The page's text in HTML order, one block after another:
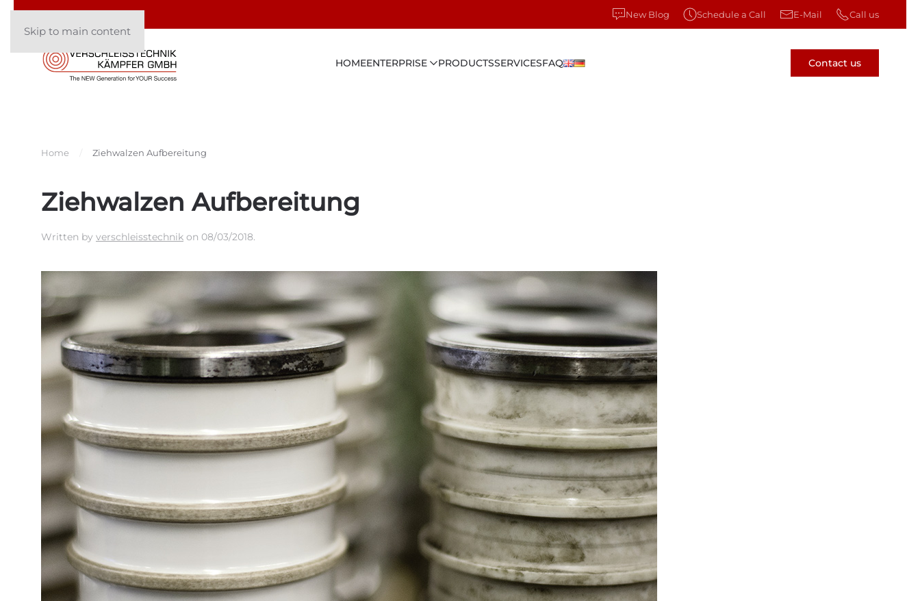
Skip to main content
New Blog Schedule a Call E-Mail Call us
HOMEENTERPRISE PRODUCTSSERVICESFAQ Contact us
Home Ziehwalzen Aufbereitung
Ziehwalzen Aufbereitung
Written by verschleisstechnik on 08/03/2018.